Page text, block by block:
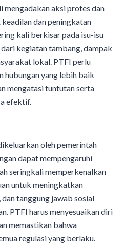
aksi protes dan
dan peningkatan
kali berkisar pada isu-isu
kegiatan tambang, dampak
lokal. PTFI perlu
hubungan yang lebih baik
mengatasi tuntutan serta
efektif.
oleh pemerintah
dapat mempengaruhi
seringkali memperkenalkan
untuk meningkatkan
tanggung jawab sosial
PTFI harus menyesuaikan diri
memastikan bahwa
regulasi yang berlaku.